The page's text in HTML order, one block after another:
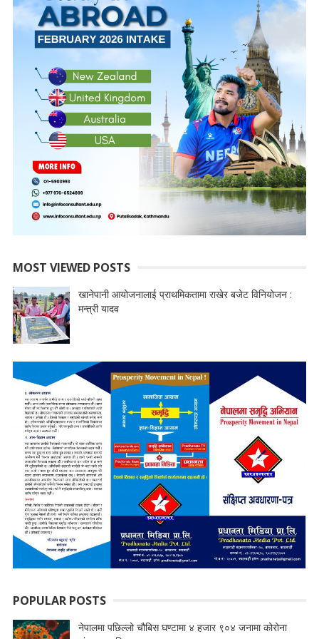
MOST VIEWED POSTS
खानेपानी आयोजनालाई प्राथमिकतामा राखेर बजेट विनियोजन :
मन्त्री यादव
POPULAR POSTS
नेपालमा पछिल्लो चौबिस घण्टामा ४ हजार ९०४ जनामा कोरोना